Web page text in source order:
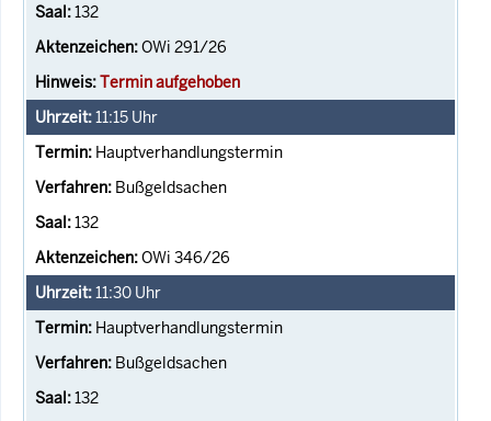
132
OWi 291/26
Termin aufgehoben
11:15 Uhr
Hauptverhandlungstermin
Bußgeldsachen
132
OWi 346/26
11:30 Uhr
Hauptverhandlungstermin
Bußgeldsachen
132